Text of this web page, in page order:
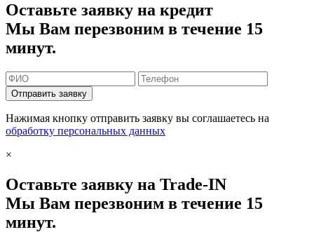
Оставьте заявку на кредит
Мы Вам перезвоним в течение 15
минут.
Отправить заявку
Нажимая кнопку отправить заявку вы соглашаетесь на
обработку персональных данных
×
Оставьте заявку на Trade-IN
Мы Вам перезвоним в течение 15
минут.